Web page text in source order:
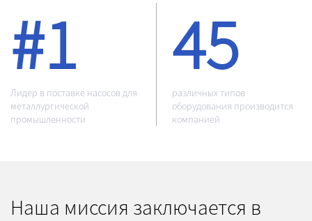
#1
Лидер в поставке насосов для
металлургической
промышленности
45
различных типов
оборудования производится
компанией
Наша миссия заключается в